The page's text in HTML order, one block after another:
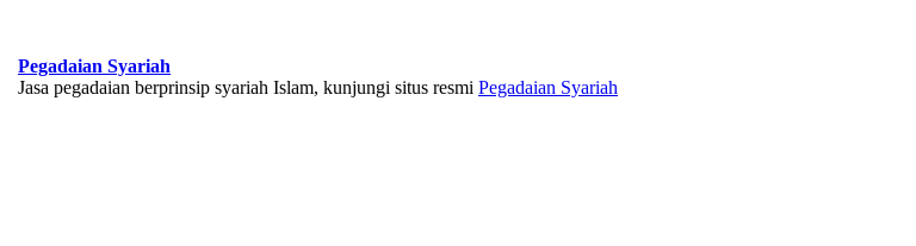
Pegadaian Syariah
Jasa pegadaian berprinsip syariah Islam, kunjungi situs resmi Pegadaian Syariah